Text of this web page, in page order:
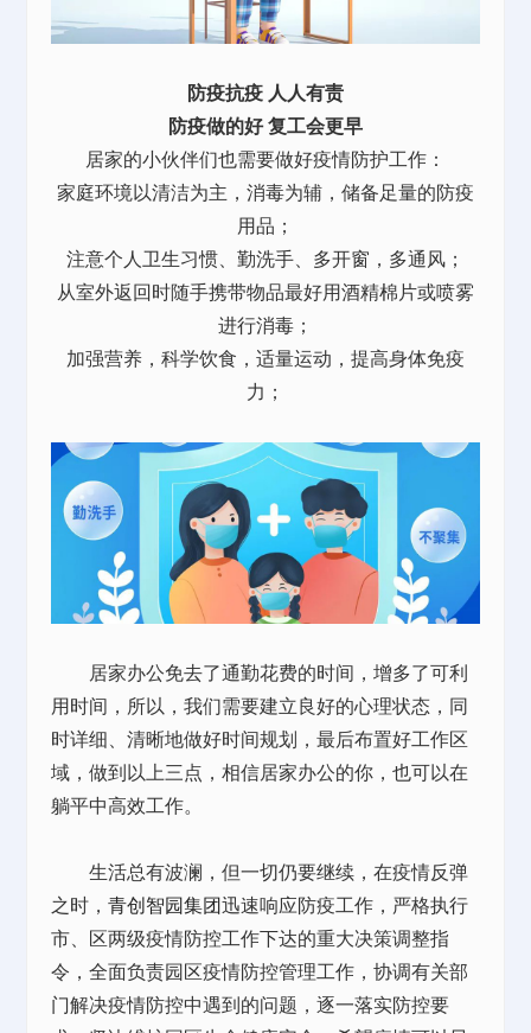
防疫抗疫 人人有责
防疫做的好 复工会更早
居家的小伙伴们也需要做好疫情防护工作：
家庭环境以清洁为主，消毒为辅，储备足量的防疫
用品；
注意个人卫生习惯、勤洗手、多开窗，多通风；
从室外返回时随手携带物品最好用酒精棉片或喷雾
进行消毒；
加强营养，科学饮食，适量运动，提高身体免疫
力；
居家办公免去了通勤花费的时间，增多了可利
用时间，所以，我们需要建立良好的心理状态，同
时详细、清晰地做好时间规划，最后布置好工作区
域，做到以上三点，相信居家办公的你，也可以在
躺平中高效工作。
生活总有波澜，但一切仍要继续，在疫情反弹
之时，青创智园集团迅速响应防疫工作，严格执行
市、区两级疫情防控工作下达的重大决策调整指
令，全面负责园区疫情防控管理工作，协调有关部
门解决疫情防控中遇到的问题，逐一落实防控要